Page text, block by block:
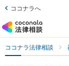
ココナラへ
ココナラ法律相談